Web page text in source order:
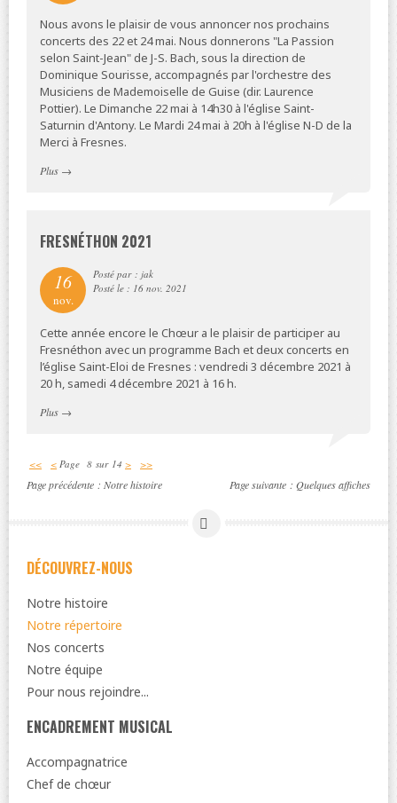
Nous avons le plaisir de vous annoncer nos prochains
concerts des 22 et 24 mai. Nous donnerons "La Passion
selon Saint-Jean" de J-S. Bach, sous la direction de
Dominique Sourisse, accompagnés par l'orchestre des
Musiciens de Mademoiselle de Guise (dir. Laurence
Pottier). Le Dimanche 22 mai à 14h30 à l'église Saint-
Saturnin d'Antony. Le Mardi 24 mai à 20h à l'église N-D de la
Merci à Fresnes.
Plus →
FRESNÉTHON 2021
16
nov.
Posté par : jak
Posté le : 16 nov. 2021
Cette année encore le Chœur a le plaisir de participer au
Fresnéthon avec un programme Bach et deux concerts en
l’église Saint-Eloi de Fresnes : vendredi 3 décembre 2021 à
20 h, samedi 4 décembre 2021 à 16 h.
Plus →
<< < Page 8 sur 14 > >>
Page précédente : Notre histoire Page suivante : Quelques affiches
DÉCOUVREZ-NOUS
Notre histoire
Notre répertoire
Nos concerts
Notre équipe
Pour nous rejoindre...
ENCADREMENT MUSICAL
Accompagnatrice
Chef de chœur